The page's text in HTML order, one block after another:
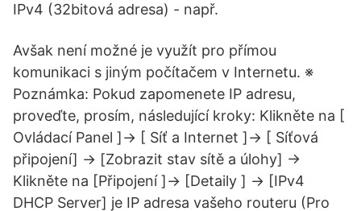
IPv4 (32bitová adresa) - např.
Avšak není možné je využít pro přímou
komunikaci s jiným počítačem v Internetu. ※
Poznámka: Pokud zapomenete IP adresu,
proveďte, prosím, následující kroky: Klikněte na [
Ovládací Panel ]→ [ Síť a Internet ]→ [ Síťová
připojení] → [Zobrazit stav sítě a úlohy] →
Klikněte na [Připojení ]→ [Detaily ] → [IPv4
DHCP Server] je IP adresa vašeho routeru (Pro